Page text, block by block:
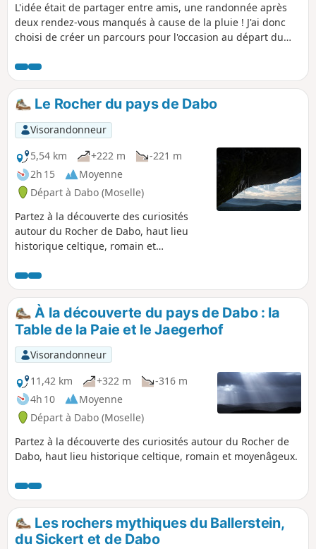
L'idée était de partager entre amis, une randonnée après
deux rendez-vous manqués à cause de la pluie ! J'ai donc
choisi de créer un parcours pour l'occasion au départ du
Le Rocher du pays de Dabo
Visorandonneur
5,54 km
+222 m
-221 m
2h 15
Moyenne
Départ à Dabo (Moselle)
Partez à la découverte des curiosités
autour du Rocher de Dabo, haut lieu
historique celtique, romain et
site incontournable de la commune. Du
haut de ses 664m, il offre un des
panoramas les plus grandioses des
Hautes Vosges Gréseuses allant de la
plaine de l'Alsace à l'Est, du massif
vosgien au Sud, au plateau lorrain au
Nord Est.
À la découverte du pays de Dabo : la
Table de la Paie et le Jaegerhof
Visorandonneur
11,42 km
+322 m
-316 m
4h 10
Moyenne
Départ à Dabo (Moselle)
Partez à la découverte des curiosités autour du Rocher de
Dabo, haut lieu historique celtique, romain et moyenâgeux.
Les rochers mythiques du Ballerstein,
du Sickert et de Dabo